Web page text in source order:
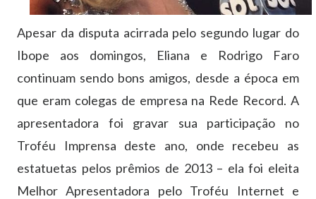
Apesar da disputa acirrada pelo segundo lugar do
Ibope aos domingos, Eliana e Rodrigo Faro
continuam sendo bons amigos, desde a época em
que eram colegas de empresa na Rede Record. A
apresentadora foi gravar sua participação no
Troféu Imprensa deste ano, onde recebeu as
estatuetas pelos prêmios de 2013 – ela foi eleita
Melhor Apresentadora pelo Troféu Internet e